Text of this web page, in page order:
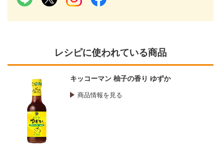
レシピに使われている商品
キッコーマン 柚子の香り ゆずか
商品情報を見る